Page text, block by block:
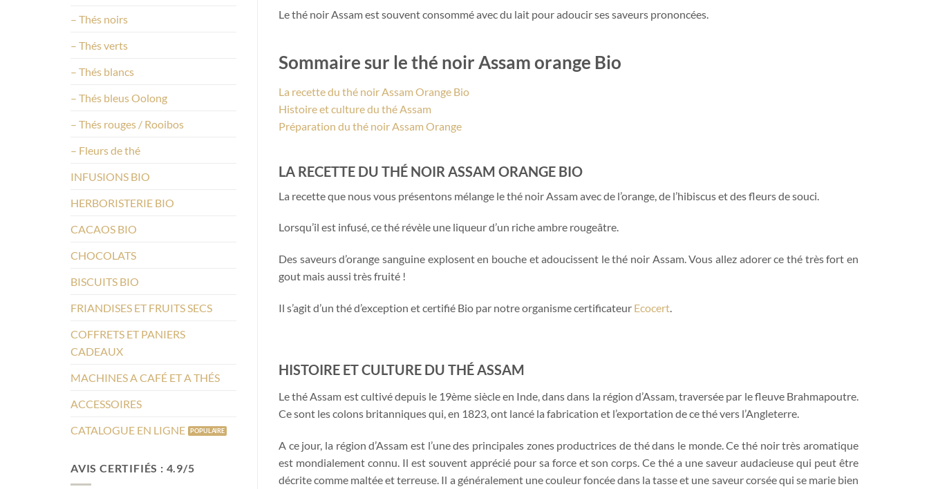
– Thés noirs
– Thés verts
– Thés blancs
– Thés bleus Oolong
– Thés rouges / Rooibos
– Fleurs de thé
INFUSIONS BIO
HERBORISTERIE BIO
CACAOS BIO
CHOCOLATS
BISCUITS BIO
FRIANDISES ET FRUITS SECS
COFFRETS ET PANIERS
CADEAUX
MACHINES A CAFÉ ET A THÉS
ACCESSOIRES
CATALOGUE EN LIGNE
AVIS CERTIFIÉS : 4.9/5
Le thé noir Assam est souvent consommé avec du lait pour adoucir ses saveurs prononcées.
Sommaire sur le thé noir Assam orange Bio
La recette du thé noir Assam Orange Bio
Histoire et culture du thé Assam
Préparation du thé noir Assam Orange
LA RECETTE DU THÉ NOIR ASSAM ORANGE BIO
La recette que nous vous présentons mélange le thé noir Assam avec de l’orange, de l’hibiscus et des fleurs de souci.
Lorsqu’il est infusé, ce thé révèle une liqueur d’un riche ambre rougeâtre.
Des saveurs d’orange sanguine explosent en bouche et adoucissent le thé noir Assam. Vous allez adorer ce thé très fort en
gout mais aussi très fruité !
Il s’agit d’un thé d’exception et certifié Bio par notre organisme certificateur Ecocert.
HISTOIRE ET CULTURE DU THÉ ASSAM
Le thé Assam est cultivé depuis le 19ème siècle en Inde, dans dans la région d’Assam, traversée par le fleuve Brahmapoutre.
Ce sont les colons britanniques qui, en 1823, ont lancé la fabrication et l’exportation de ce thé vers l’Angleterre.
A ce jour, la région d’Assam est l’une des principales zones productrices de thé dans le monde. Ce thé noir très aromatique
est mondialement connu. Il est souvent apprécié pour sa force et son corps. Ce thé a une saveur audacieuse qui peut être
décrite comme maltée et terreuse. Il a généralement une couleur foncée dans la tasse et une saveur corsée qui se marie bien